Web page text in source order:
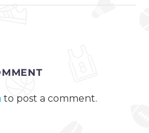
vuonna
Englannin Mark
to post a comment.